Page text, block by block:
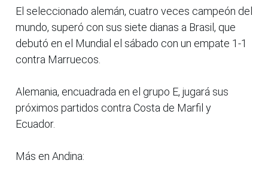
El seleccionado alemán, cuatro veces campeón del
mundo, superó con sus siete dianas a Brasil, que
debutó en el Mundial el sábado con un empate 1-1
contra Marruecos.
Alemania, encuadrada en el grupo E, jugará sus
próximos partidos contra Costa de Marfil y
Ecuador.
Más en Andina: